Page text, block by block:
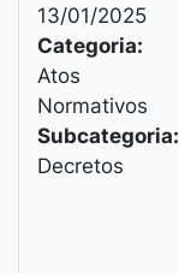
13/01/2025
Categoria:
Atos
Normativos
Subcategoria:
Decretos